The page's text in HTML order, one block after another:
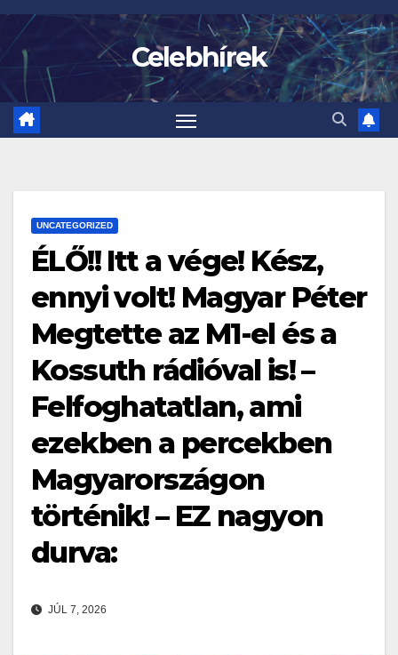
Skip
content
Celebhírek
UNCATEGORIZED
ÉLŐ!! Itt a vége! Kész,
ennyi volt! Magyar Péter
Megtette az M1-el és a
Kossuth rádióval is! –
Felfoghatatlan, ami
ezekben a percekben
Magyarországon
történik! – EZ nagyon
durva:
JÚL 7, 2026